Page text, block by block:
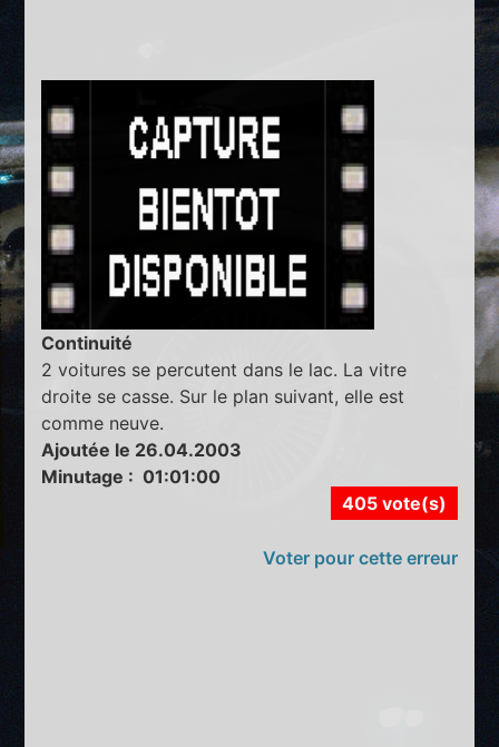
Continuité
2 voitures se percutent dans le lac. La vitre
droite se casse. Sur le plan suivant, elle est
comme neuve.
Ajoutée le 26.04.2003
Minutage : 01:01:00
405 vote(s)
Voter pour cette erreur